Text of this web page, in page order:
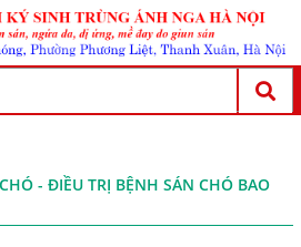
- ĐIỀU TRỊ BỆNH SÁN CHÓ BAO